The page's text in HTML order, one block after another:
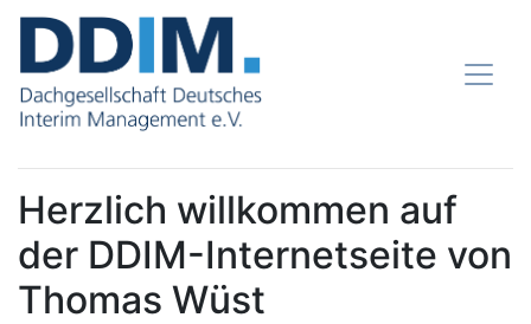
Herzlich willkommen auf
der DDIM-Internetseite von
Thomas Wüst